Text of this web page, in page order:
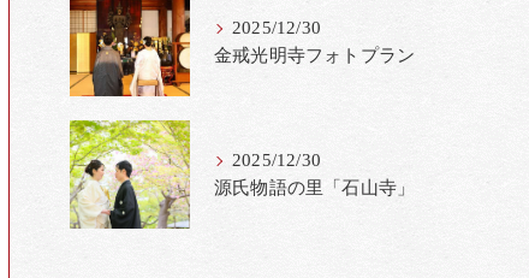
2025/12/30
金戒光明寺フォトプラン
2025/12/30
源氏物語の里「石山寺」